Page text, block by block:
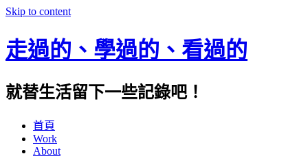
Skip to content
走過的、學過的、看過的
就替生活留下一些記錄吧！
首頁
Work
About